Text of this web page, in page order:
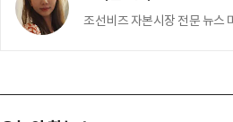
조선비즈 자본시장 전문 뉴